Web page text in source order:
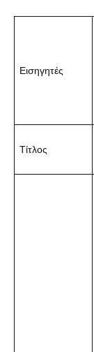
Εισηγητές
Τίτλος